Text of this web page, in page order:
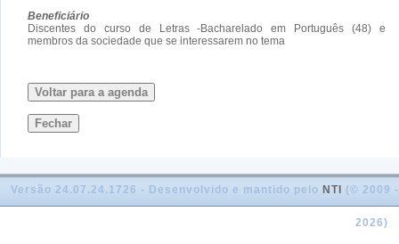
Beneficiário
Discentes do curso de Letras -Bacharelado em Português (48) e
membros da sociedade que se interessarem no tema
Voltar para a agenda
Fechar
Versão 24.07.24.1726 - Desenvolvido e mantido pelo NTI (© 2009 -
2026)